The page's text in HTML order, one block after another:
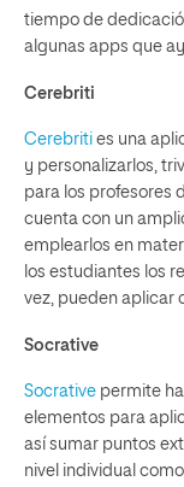
tiempo de
algunas apps que
Cerebriti
Cerebriti es una
y personalizarlos,
para los profesores
cuenta con un
emplearlos en
los estudiantes los
vez, pueden aplicar
Socrative
Socrative permite
elementos para
así sumar puntos
nivel individual